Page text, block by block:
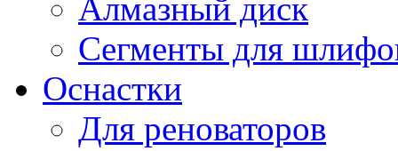
Алмазный диск
Сегменты для
Оснастки
Для реноваторов